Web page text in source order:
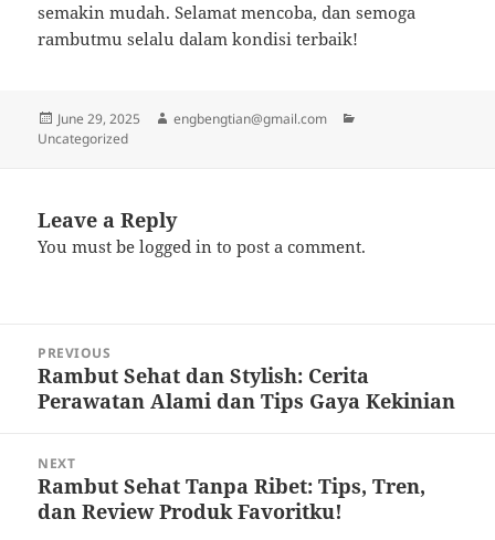
semakin mudah. Selamat mencoba, dan semoga
rambutmu selalu dalam kondisi terbaik!
Posted
on
June 29, 2025 Author
engbengtian@gmail.com
Uncategorized
Leave a Reply
You must belogged in to post a comment.
navigation
PREVIOUS
Previous
post:
Rambut Sehat dan Stylish: Cerita
Perawatan Alami dan Tips Gaya Kekinian
NEXT
Next
post:
Rambut Sehat Tanpa Ribet: Tips, Tren,
dan Review Produk Favoritku!